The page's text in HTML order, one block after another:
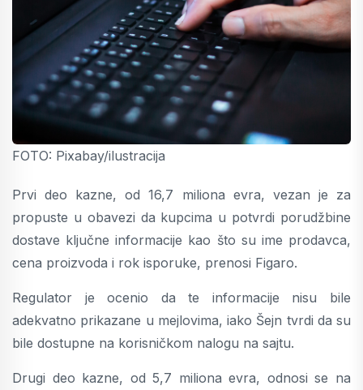
FOTO: Pixabay/ilustracija
Prvi deo kazne, od 16,7 miliona evra, vezan je za
propuste u obavezi da kupcima u potvrdi porudžbine
dostave ključne informacije kao što su ime prodavca,
cena proizvoda i rok isporuke, prenosi Figaro.
Regulator je ocenio da te informacije nisu bile
adekvatno prikazane u mejlovima, iako Šejn tvrdi da su
bile dostupne na korisničkom nalogu na sajtu.
Drugi deo kazne, od 5,7 miliona evra, odnosi se na